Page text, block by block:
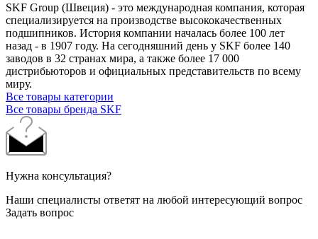
SKF Group (Швеция) - это международная компания, которая
специализируется на производстве высококачественных
подшипников. История компании началась более 100 лет
назад - в 1907 году. На сегодняшний день у SKF более 140
заводов в 32 странах мира, а также более 17 000
дистрибьюторов и официальных представительств по всему
миру.
Все товары категории
Все товары бренда SKF
Нужна консультация?
Наши специалисты ответят на любой интересующий вопрос
Задать вопрос